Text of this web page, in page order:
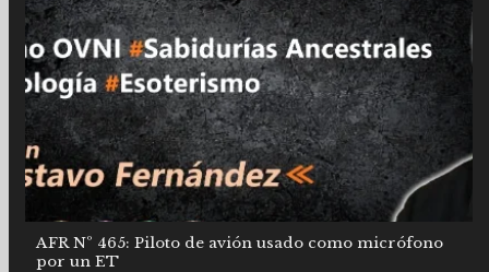
AFR Nº 465: Piloto de avión usado como micrófono
por un ET